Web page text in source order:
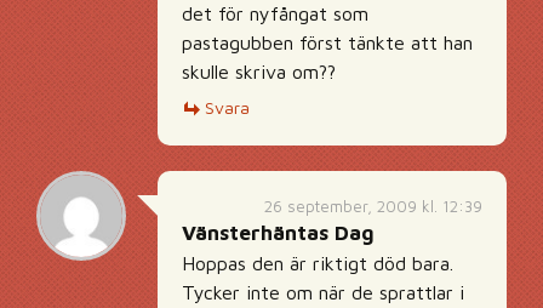
det för nyfångat som
pastagubben först tänkte att han
skulle skriva om??
Svara
26 september, 2009 kl. 12:39
Vänsterhäntas Dag
Hoppas den är riktigt död bara.
Tycker inte om när de sprattlar i